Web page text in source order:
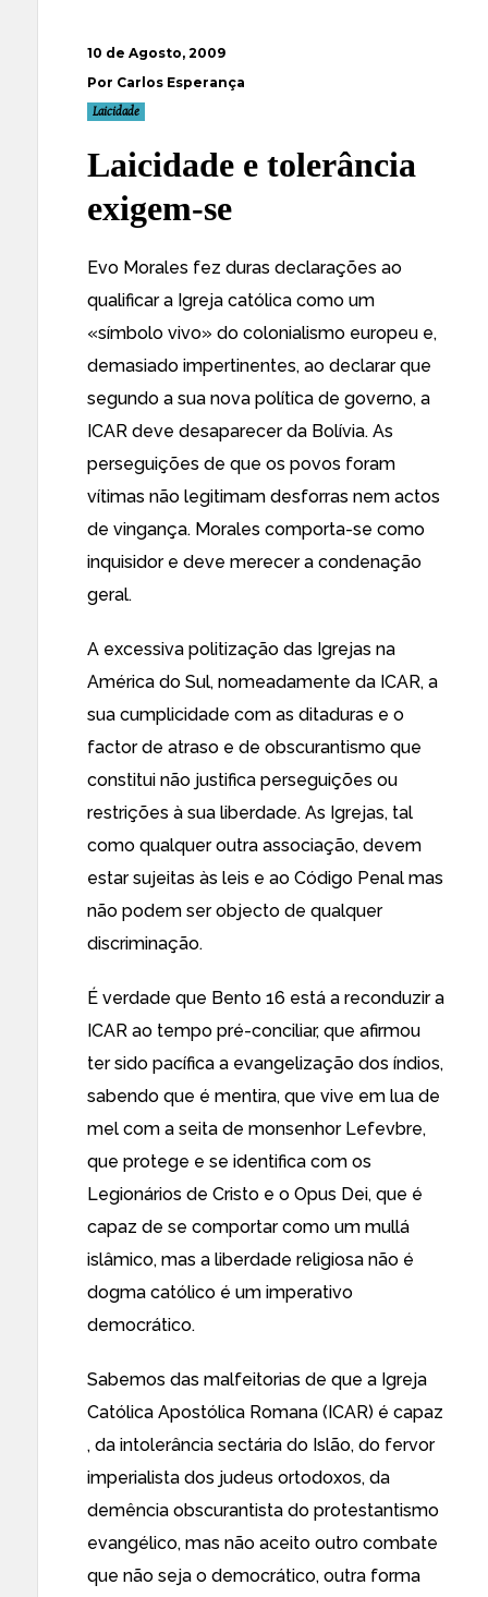
10 de Agosto, 2009
Por Carlos Esperança
Laicidade
Laicidade e tolerância
exigem-se
Evo Morales fez duras declarações ao
qualificar a Igreja católica como um
«símbolo vivo» do colonialismo europeu e,
demasiado impertinentes, ao declarar que
segundo a sua nova política de governo, a
ICAR deve desaparecer da Bolívia. As
perseguições de que os povos foram
vítimas não legitimam desforras nem actos
de vingança. Morales comporta-se como
inquisidor e deve merecer a condenação
geral.
A excessiva politização das Igrejas na
América do Sul, nomeadamente da ICAR, a
sua cumplicidade com as ditaduras e o
factor de atraso e de obscurantismo que
constitui não justifica perseguições ou
restrições à sua liberdade. As Igrejas, tal
como qualquer outra associação, devem
estar sujeitas às leis e ao Código Penal mas
não podem ser objecto de qualquer
discriminação.
É verdade que Bento 16 está a reconduzir a
ICAR ao tempo pré-conciliar, que afirmou
ter sido pacífica a evangelização dos índios,
sabendo que é mentira, que vive em lua de
mel com a seita de monsenhor Lefevbre,
que protege e se identifica com os
Legionários de Cristo e o Opus Dei, que é
capaz de se comportar como um mullá
islâmico, mas a liberdade religiosa não é
dogma católico é um imperativo
democrático.
Sabemos das malfeitorias de que a Igreja
Católica Apostólica Romana (ICAR) é capaz
, da intolerância sectária do Islão, do fervor
imperialista dos judeus ortodoxos, da
demência obscurantista do protestantismo
evangélico, mas não aceito outro combate
que não seja o democrático, outra forma